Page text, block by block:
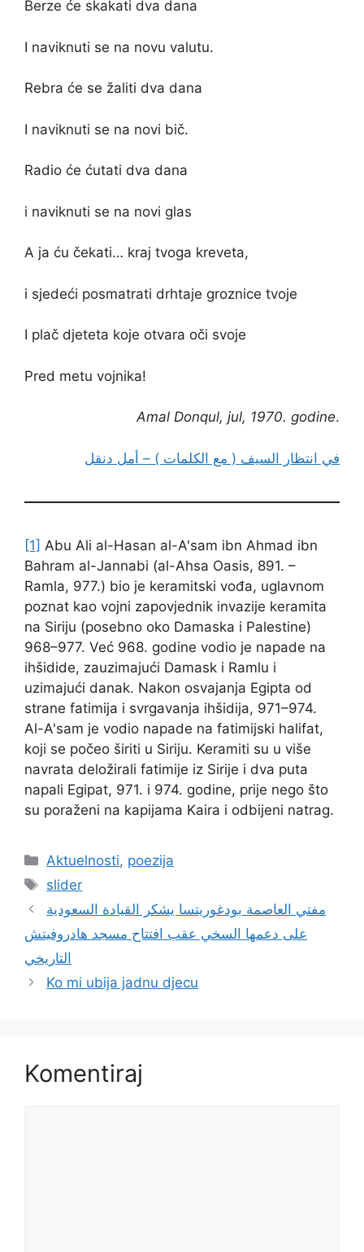
Berze će skakati dva dana
I naviknuti se na novu valutu.
Rebra će se žaliti dva dana
I naviknuti se na novi bič.
Radio će ćutati dva dana
i naviknuti se na novi glas
A ja ću čekati… kraj tvoga kreveta,
i sjedeći posmatrati drhtaje groznice tvoje
I plač djeteta koje otvara oči svoje
Pred metu vojnika!
Amal Donqul, jul, 1970. godine.
في انتظار السيف ( مع الكلمات ) – أمل دنقل
[1] Abu Ali al-Hasan al-A'sam ibn Ahmad ibn
Bahram al-Jannabi (al-Ahsa Oasis, 891. –
Ramla, 977.) bio je keramitski vođa, uglavnom
poznat kao vojni zapovjednik invazije keramita
na Siriju (posebno oko Damaska i Palestine)
968–977. Već 968. godine vodio je napade na
ihšidide, zauzimajući Damask i Ramlu i
uzimajući danak. Nakon osvajanja Egipta od
strane fatimija i svrgavanja ihšidija, 971–974.
Al-A'sam je vodio napade na fatimijski halifat,
koji se počeo širiti u Siriju. Keramiti su u više
navrata deložirali fatimije iz Sirije i dva puta
napali Egipat, 971. i 974. godine, prije nego što
su poraženi na kapijama Kaira i odbijeni natrag.
Kategorije
Aktuelnosti, poezija
Oznake
slider
مفتي العاصمة بودغوريتسا يشكر القيادة السعودية
على دعمها السخي عقب افتتاح مسجد هادروفيتش
التاريخي
Ko mi ubija jadnu djecu
Komentiraj